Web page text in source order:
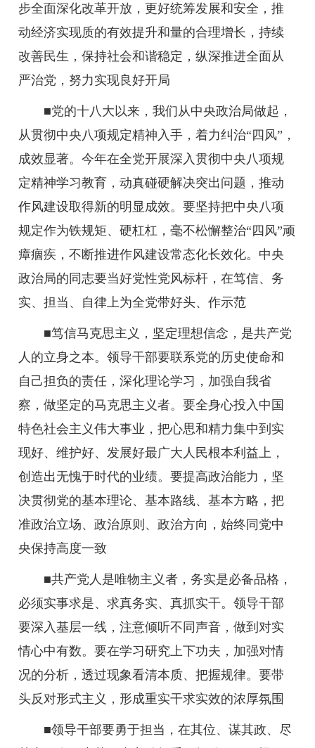
步全面深化改革开放，更好统筹发展和安全，推
动经济实现质的有效提升和量的合理增长，持续
改善民生，保持社会和谐稳定，纵深推进全面从
严治党，努力实现良好开局
■党的十八大以来，我们从中央政治局做起，
从贯彻中央八项规定精神入手，着力纠治“四风”，
成效显著。今年在全党开展深入贯彻中央八项规
定精神学习教育，动真碰硬解决突出问题，推动
作风建设取得新的明显成效。要坚持把中央八项
规定作为铁规矩、硬杠杠，毫不松懈整治“四风”顽
瘴痼疾，不断推进作风建设常态化长效化。中央
政治局的同志要当好党性党风标杆，在笃信、务
实、担当、自律上为全党带好头、作示范
■笃信马克思主义，坚定理想信念，是共产党
人的立身之本。领导干部要联系党的历史使命和
自己担负的责任，深化理论学习，加强自我省
察，做坚定的马克思主义者。要全身心投入中国
特色社会主义伟大事业，把心思和精力集中到实
现好、维护好、发展好最广大人民根本利益上，
创造出无愧于时代的业绩。要提高政治能力，坚
决贯彻党的基本理论、基本路线、基本方略，把
准政治立场、政治原则、政治方向，始终同党中
央保持高度一致
■共产党人是唯物主义者，务实是必备品格，
必须实事求是、求真务实、真抓实干。领导干部
要深入基层一线，注意倾听不同声音，做到对实
情心中有数。要在学习研究上下功夫，加强对情
况的分析，透过现象看清本质、把握规律。要带
头反对形式主义，形成重实干求实效的浓厚氛围
■领导干部要勇于担当，在其位、谋其政、尽